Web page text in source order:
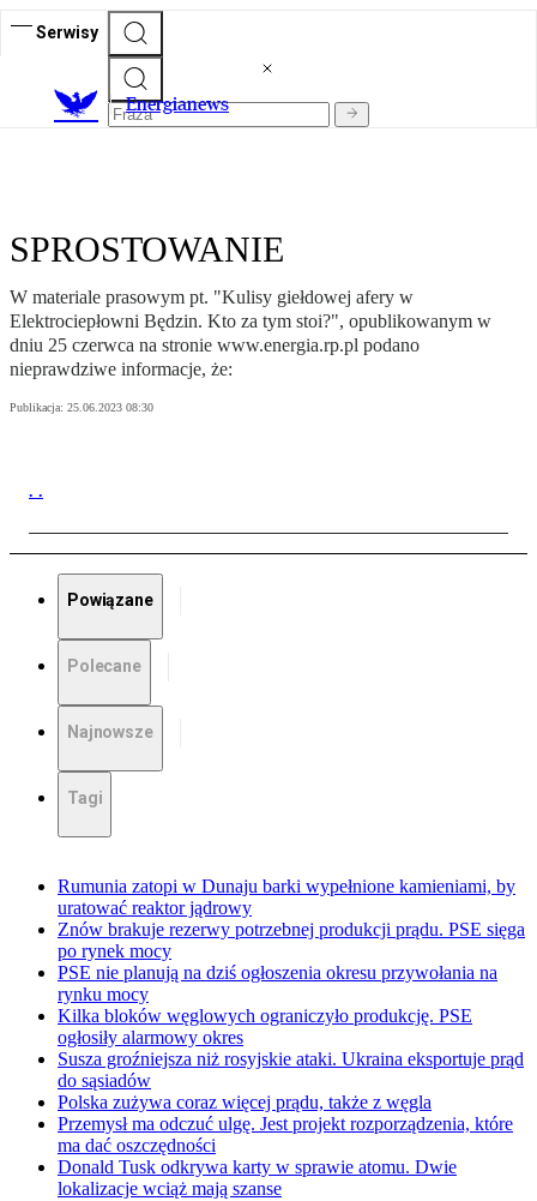
Serwisy
Energianews
SPROSTOWANIE
W materiale prasowym pt. "Kulisy giełdowej afery w
Elektrociepłowni Będzin. Kto za tym stoi?", opublikowanym w
dniu 25 czerwca na stronie www.energia.rp.pl podano
nieprawdziwe informacje, że:
Publikacja: 25.06.2023 08:30
. .
Powiązane
Polecane
Najnowsze
Tagi
Rumunia zatopi w Dunaju barki wypełnione kamieniami, by
uratować reaktor jądrowy
Znów brakuje rezerwy potrzebnej produkcji prądu. PSE sięga
po rynek mocy
PSE nie planują na dziś ogłoszenia okresu przywołania na
rynku mocy
Kilka bloków węglowych ograniczyło produkcję. PSE
ogłosiły alarmowy okres
Susza groźniejsza niż rosyjskie ataki. Ukraina eksportuje prąd
do sąsiadów
Polska zużywa coraz więcej prądu, także z węgla
Przemysł ma odczuć ulgę. Jest projekt rozporządzenia, które
ma dać oszczędności
Donald Tusk odkrywa karty w sprawie atomu. Dwie
lokalizacje wciąż mają szanse